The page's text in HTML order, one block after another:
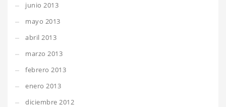
junio 2013
mayo 2013
abril 2013
marzo 2013
febrero 2013
enero 2013
diciembre 2012